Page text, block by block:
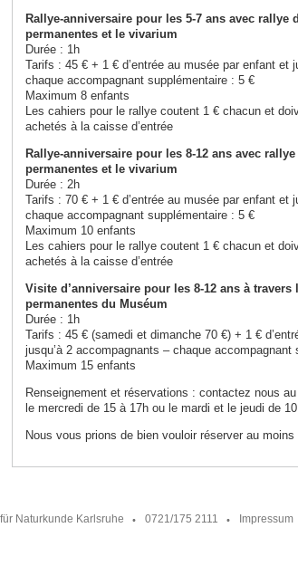
Rallye-anniversaire pour les 5-7 ans avec rallye
permanentes et le vivarium
Durée : 1h
Tarifs : 45 € + 1 € d’entrée au musée par enfant et
chaque accompagnant supplémentaire : 5 €
Maximum 8 enfants
Les cahiers pour le rallye coutent 1 € chacun et
achetés à la caisse d’entrée
Rallye-anniversaire pour les 8-12 ans avec
permanentes et le vivarium
Durée : 2h
Tarifs : 70 € + 1 € d’entrée au musée par enfant et
chaque accompagnant supplémentaire : 5 €
Maximum 10 enfants
Les cahiers pour le rallye coutent 1 € chacun et
achetés à la caisse d’entrée
Visite d’anniversaire pour les 8-12 ans à
permanentes du Muséum
Durée : 1h
Tarifs : 45 € (samedi et dimanche 70 €) + 1 €
jusqu’à 2 accompagnants – chaque accompagnant
Maximum 15 enfants
Renseignement et réservations : contactez nous
le mercredi de 15 à 17h ou le mardi et le jeudi de 10
Nous vous prions de bien vouloir réserver au moins
Naturkunde Karlsruhe 0721/175 2111 Impressum